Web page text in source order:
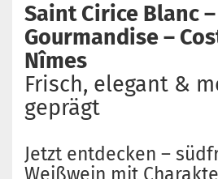
Saint Cirice Blanc
Gourmandise –
Nîmes
Frisch, elegant &
geprägt
Jetzt entdecken –
Weißwein mit